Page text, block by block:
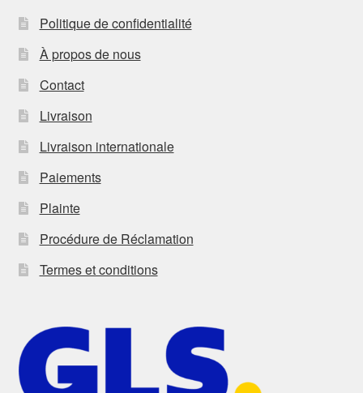
Politique de confidentialité
À propos de nous
Contact
Livraison
Livraison internationale
Paiements
Plainte
Procédure de Réclamation
Termes et conditions